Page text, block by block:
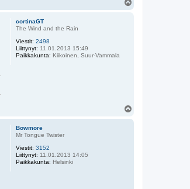
cortinaGT
The Wind and the Rain
Viestit: 2498
Liittynyt: 11.01.2013 15:49
Paikkakunta: Kiikoinen, Suur-Vammala
Bowmore
Mr Tongue Twister
Viestit: 3152
Liittynyt: 11.01.2013 14:05
Paikkakunta: Helsinki